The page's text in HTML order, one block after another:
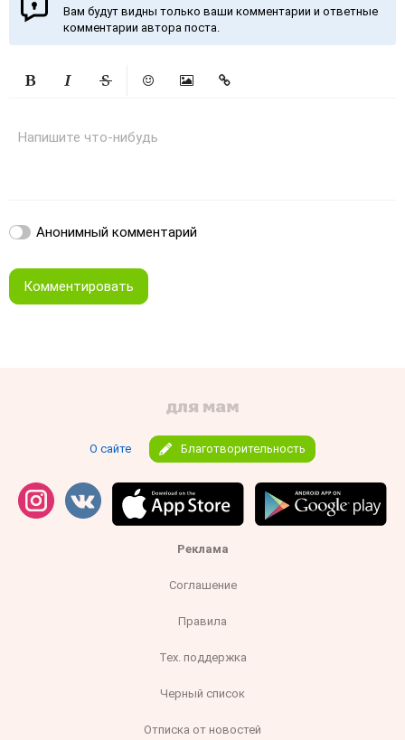
Вам будут видны только ваши комментарии и ответные
комментарии автора поста.
Напишите что-нибудь
Анонимный комментарий
Комментировать
О сайте Благотворительность
Реклама
Соглашение
Правила
Тех. поддержка
Черный список
Отписка от новостей